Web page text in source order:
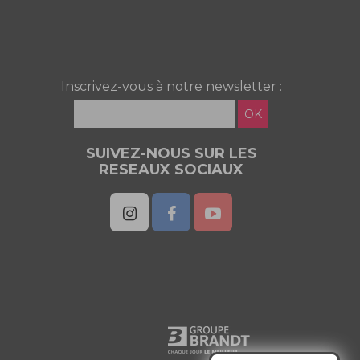
Inscrivez-vous à notre newsletter :
OK
SUIVEZ-NOUS SUR LES
RESEAUX SOCIAUX